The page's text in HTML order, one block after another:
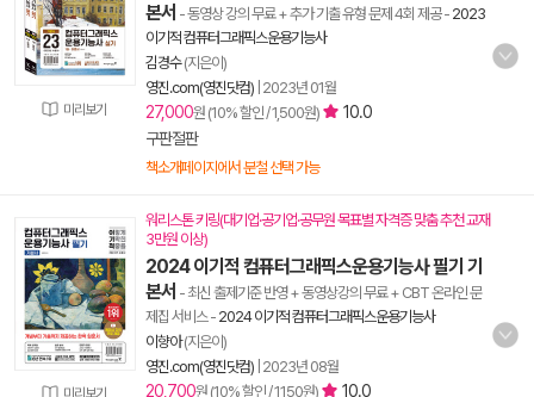
미리보기
본서 - 동영상 강의 무료 + 추가 기출 유형 문제 4회 제공- 2023
이기적 컴퓨터그래픽스운용기능사
김경수(지은이)
영진.com(영진닷컴) 2023년 01월
27,000원 (10% 할인 / 1,500원)
10.0
구판절판
책소개페이지에서 분철 선택 가능
미리보기
워리스톤 키링(대기업·공기업·공무원 목표별 자격증 맞춤 추천 교재
3만원 이상)
2024 이기적 컴퓨터그래픽스운용기능사 필기 기
본서 - 최신 출제기준 반영 + 동영상강의 무료 + CBT 온라인 문
제집 서비스- 2024 이기적 컴퓨터그래픽스운용기능사
이향아(지은이)
영진.com(영진닷컴) 2023년 08월
20,700원 (10% 할인 / 1,150원) 10.0